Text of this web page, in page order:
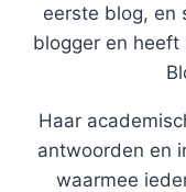
eerste blog, en
blogger en heeft
Haar
antwoorden en
waarmee